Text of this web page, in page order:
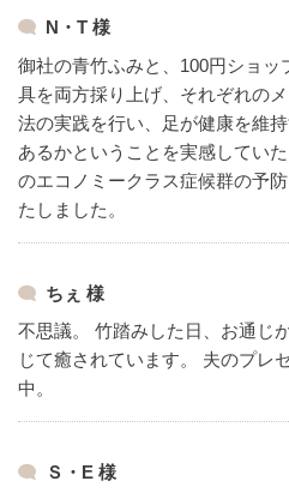
N・T 様
御社の青竹ふみと、100円ショ
具を両方採り上げ、それぞれの
法の実践を行い、足が健康を維
あるかということを実感していた
のエコノミークラス症候群の予
たしました。
ちぇ 様
不思議。
竹踏みした日、お通じが
じて癒されています。
夫のプレ
中。
Ｓ・E 様